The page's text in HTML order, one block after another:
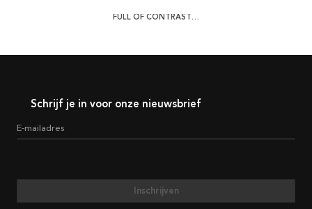
FULL OF CONTRASTS POSTER
Schrijf je in voor onze nieuwsbrief
E-mailadres
Inschrijven